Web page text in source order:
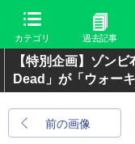
カテゴリ 過去記事
【特別企画】ゾン
Dead」が「ウォー
前の画像